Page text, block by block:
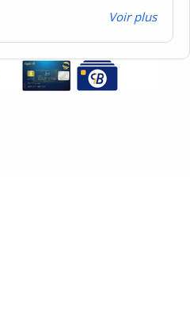
Voir plus